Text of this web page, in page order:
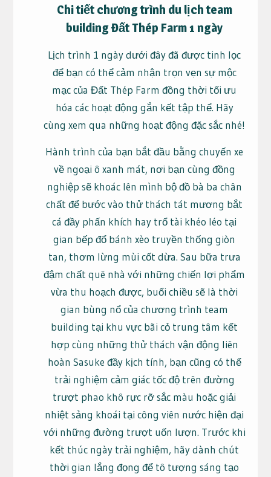
Chi tiết chương trình du lịch team
building Đất Thép Farm 1 ngày
Lịch trình 1 ngày dưới đây đã được tinh lọc
để bạn có thể cảm nhận trọn vẹn sự mộc
mạc của Đất Thép Farm đồng thời tối ưu
hóa các hoạt động gắn kết tập thể. Hãy
cùng xem qua những hoạt động đặc sắc nhé!
Hành trình của bạn bắt đầu bằng chuyến xe
về ngoại ô xanh mát, nơi bạn cùng đồng
nghiệp sẽ khoác lên mình bộ đồ bà ba chân
chất để bước vào thử thách tát mương bắt
cá đầy phấn khích hay trổ tài khéo léo tại
gian bếp đổ bánh xèo truyền thống giòn
tan, thơm lừng mùi cốt dừa. Sau bữa trưa
đậm chất quê nhà với những chiến lợi phẩm
vừa thu hoạch được, buổi chiều sẽ là thời
gian bùng nổ của chương trình team
building tại khu vực bãi cỏ trung tâm kết
hợp cùng những thử thách vận động liên
hoàn Sasuke đầy kịch tính, bạn cũng có thể
trải nghiệm cảm giác tốc độ trên đường
trượt phao khô rực rỡ sắc màu hoặc giải
nhiệt sảng khoái tại công viên nước hiện đại
với những đường trượt uốn lượn. Trước khi
kết thúc ngày trải nghiệm, hãy dành chút
thời gian lắng đọng để tô tượng sáng tạo